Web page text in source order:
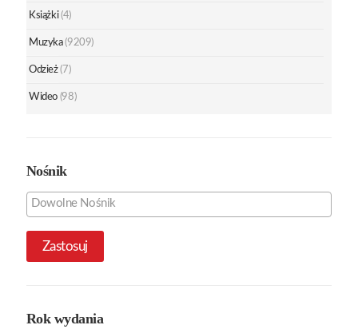
Książki (4)
Muzyka (9209)
Odzież (7)
Wideo (98)
Nośnik
Zastosuj
Rok wydania